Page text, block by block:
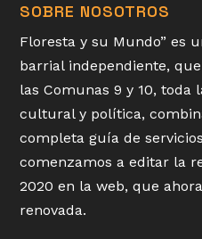
SOBRE NOSOTROS
Floresta y su Mundo” es
barrial independiente,
las Comunas 9 y 10, toda
cultural y política,
completa guía de
comenzamos a editar la
2020 en la web, que
renovada.